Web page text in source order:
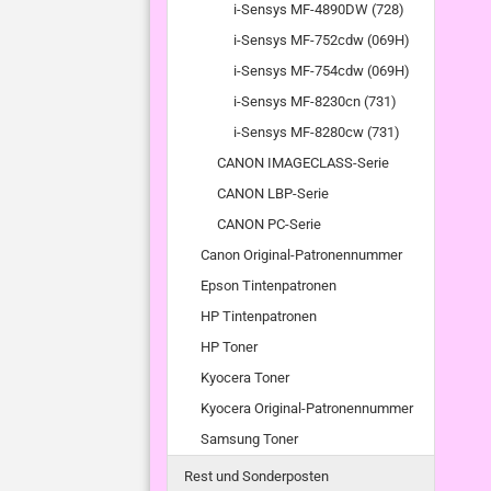
i-Sensys MF-4890DW (728)
i-Sensys MF-752cdw (069H)
i-Sensys MF-754cdw (069H)
i-Sensys MF-8230cn (731)
i-Sensys MF-8280cw (731)
CANON IMAGECLASS-Serie
CANON LBP-Serie
CANON PC-Serie
Canon Original-Patronennummer
Epson Tintenpatronen
HP Tintenpatronen
HP Toner
Kyocera Toner
Kyocera Original-Patronennummer
Samsung Toner
Rest und Sonderposten